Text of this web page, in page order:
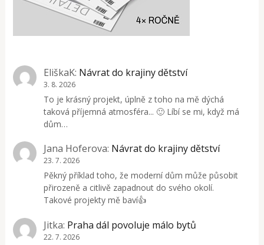
EliškaK: Návrat do krajiny dětství
3. 8. 2026
To je krásný projekt, úplně z toho na mě dýchá
taková příjemná atmosféra... 🙂 Líbí se mi, když má
dům…
Jana Hoferova: Návrat do krajiny dětství
23. 7. 2026
Pěkný příklad toho, že moderní dům může působit
přirozeně a citlivě zapadnout do svého okolí.
Takové projekty mě baví👍
Jitka: Praha dál povoluje málo bytů
22. 7. 2026